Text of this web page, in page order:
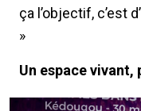
ça l’objectif, c’est
»
Un espace vivant,